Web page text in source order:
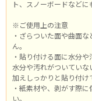
ト、スノーボードなどに
※ご使用上の注意
・ざらついた面や曲面
ん。
・貼り付ける面に水分
水分や汚れがついてい
加えしっかりと貼り付け
・紙素材や、剥がす際
い。